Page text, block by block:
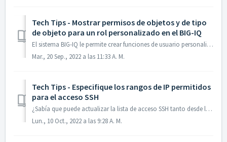
Tech Tips - Mostrar permisos de objetos y de tipo
de objeto para un rol personalizado en el BIG-IQ
El sistema BIG-IQ le permite crear funciones de usuario personalizadas, para que pueda personalizar los permisos de sus usuarios administrativos para que se...
Mar., 20 Sep., 2022 a las 11:33 A. M.
Tech Tips - Especifique los rangos de IP permitidos
para el acceso SSH
¿Sabía que puede actualizar la lista de acceso SSH tanto desde la utilidad de configuración como desde la línea de comandos? Para ver una breve demostraci...
Lun., 10 Oct., 2022 a las 9:28 A. M.